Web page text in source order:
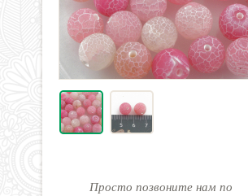
Просто позвоните нам по